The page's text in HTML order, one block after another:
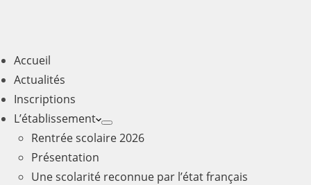
Accueil
Actualités
Inscriptions
L’établissement
Rentrée scolaire 2026
Présentation
Une scolarité reconnue par l’état français